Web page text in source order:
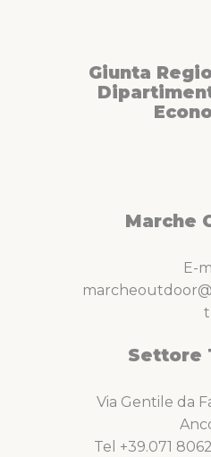
Giunta
Marche
E-
t
Settore
Via Gentile da
Tel +39.071